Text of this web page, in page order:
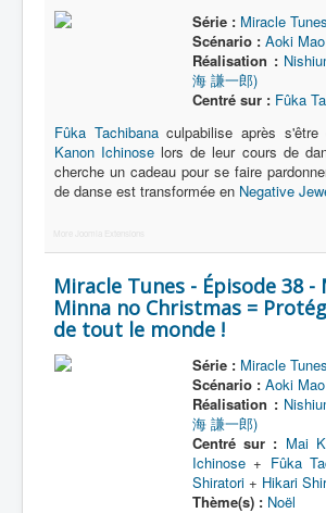
Série : Miracle Tunes
Scénario : Aoki
Réalisation :
海 謙一郎)
Centré sur : Fûka
Fûka Tachibanaculpabilise après s'être
Kanon Ichinose lors de leur cours de
cherche un cadeau pour se faire
de danse est transformée en Negative
More Joomla Extensions
Miracle Tunes - Épisode 38 -
Minna no Christmas =
de tout le monde !
Série : Miracle Tunes
Scénario : Aoki
Réalisation :
海 謙一郎)
Centré sur : Mai
Ichinose+ Fûka
Shiratori+ Hikari
Thème(s) : Noël